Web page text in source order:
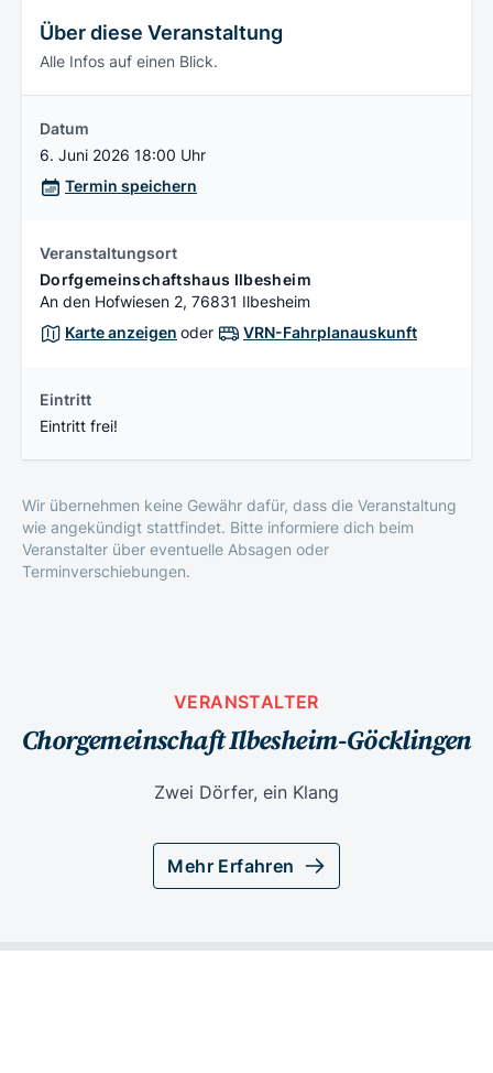
Über diese Veranstaltung
Alle Infos auf einen Blick.
Datum
6. Juni 2026 18:00 Uhr
Termin speichern
Veranstaltungsort
Dorfgemeinschaftshaus Ilbesheim
An den Hofwiesen 2, 76831 Ilbesheim
Karte anzeigen oder VRN-Fahrplanauskunft
Eintritt
Eintritt frei!
Wir übernehmen keine Gewähr dafür, dass die Veranstaltung
wie angekündigt stattfindet. Bitte informiere dich beim
Veranstalter über eventuelle Absagen oder
Terminverschiebungen.
VERANSTALTER
Chorgemeinschaft Ilbesheim-Göcklingen
Zwei Dörfer, ein Klang
Mehr Erfahren